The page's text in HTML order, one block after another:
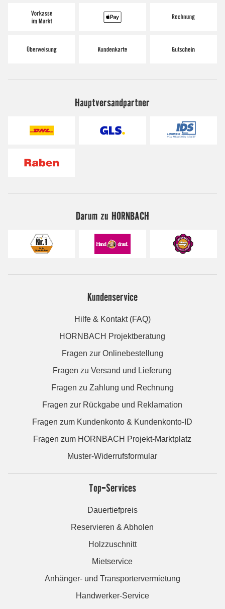
Hauptversandpartner
Darum zu HORNBACH
Kundenservice
Hilfe & Kontakt (FAQ)
HORNBACH Projektberatung
Fragen zur Onlinebestellung
Fragen zu Versand und Lieferung
Fragen zu Zahlung und Rechnung
Fragen zur Rückgabe und Reklamation
Fragen zum Kundenkonto & Kundenkonto-ID
Fragen zum HORNBACH Projekt-Marktplatz
Muster-Widerrufsformular
Top-Services
Dauertiefpreis
Reservieren & Abholen
Holzzuschnitt
Mietservice
Anhänger- und Transportervermietung
Handwerker-Service